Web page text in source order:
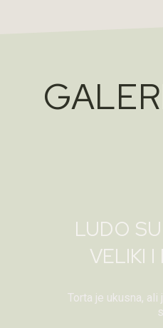
LUDO
VELIKI
Torta je ukusna,